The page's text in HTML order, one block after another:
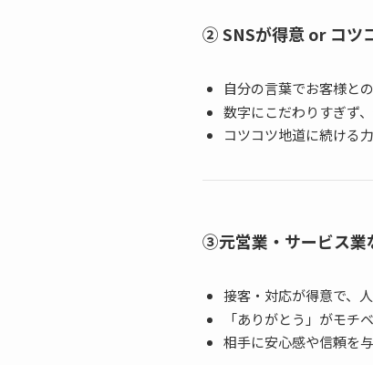
② SNSが得意 or コツ
自分の言葉でお客様と
数字にこだわりすぎず
コツコツ地道に続ける
③元営業・サービス業
接客・対応が得意で、
「ありがとう」がモチ
相手に安心感や信頼を